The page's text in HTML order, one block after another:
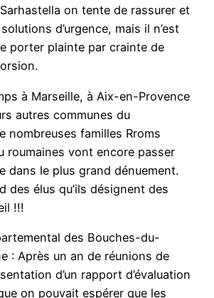
Sarhastella on tente de rassurer et
d’urgence, mais il n’est
porter plainte par crainte de
à Marseille, à Aix-en-Provence
autres communes du
nombreuses familles Rroms
roumaines vont encore passer
dans le plus grand dénuement.
des élus qu’ils désignent des
!!!
des Bouches-du-
: Après un an de réunions de
d’un rapport d’évaluation
on pouvait espérer que les